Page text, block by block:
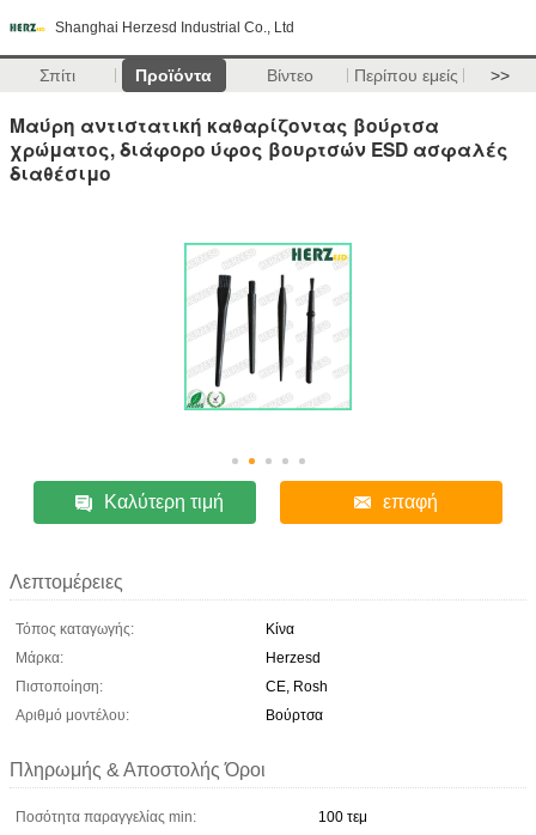
Shanghai Herzesd Industrial Co., Ltd
Σπίτι Προϊόντα Βίντεο Περίπου εμείς >>
Μαύρη αντιστατική καθαρίζοντας βούρτσα
χρώματος, διάφορο ύφος βουρτσών ESD ασφαλές
διαθέσιμο
Καλύτερη τιμή επαφή
Λεπτομέρειες
Τόπος καταγωγής:
Κίνα
Μάρκα:
Herzesd
Πιστοποίηση:
CE, Rosh
Αριθμό μοντέλου:
Βούρτσα
Πληρωμής & Αποστολής Όροι
Ποσότητα παραγγελίας min:
100 τεμ